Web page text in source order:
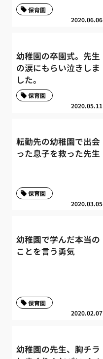
2020.06.06
保育園
幼稚園の卒園式。先生
の涙にもらい泣きしま
した。
2020.05.11
保育園
転勤先の幼稚園で出会
った息子を救った先生
2020.03.05
保育園
幼稚園で学んだ本当の
ことを言う勇気
2020.02.07
保育園
幼稚園の先生、胸チラ